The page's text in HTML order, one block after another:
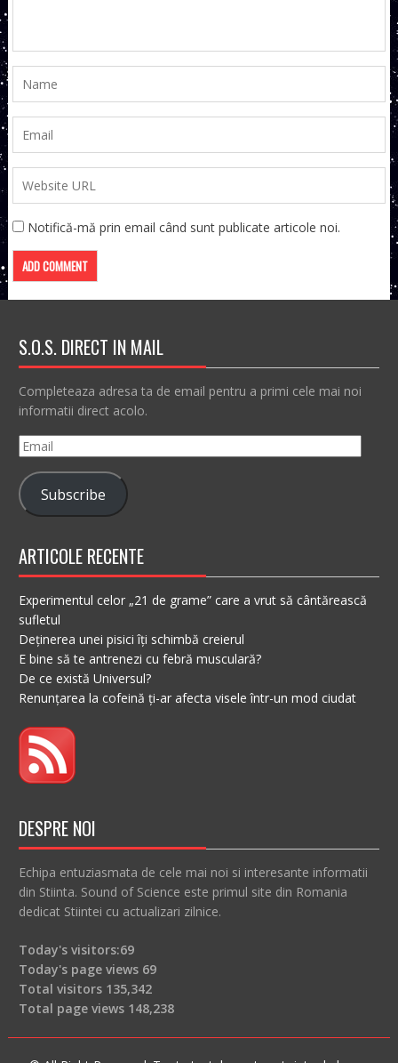
Notifică-mă prin email când sunt publicate articole noi.
S.O.S. DIRECT IN MAIL
Completeaza adresa ta de email pentru a primi cele mai noi
informatii direct acolo.
Email
Subscribe
ARTICOLE RECENTE
Experimentul celor „21 de grame” care a vrut să cântărească
sufletul
Deținerea unei pisici îți schimbă creierul
E bine să te antrenezi cu febră musculară?
De ce există Universul?
Renunțarea la cofeină ți-ar afecta visele într-un mod ciudat
DESPRE NOI
Echipa entuziasmata de cele mai noi si interesante informatii
din Stiinta. Sound of Science este primul site din Romania
dedicat Stiintei cu actualizari zilnice.
Today's visitors:69
Today's page views 69
Total visitors 135,342
Total page views 148,238